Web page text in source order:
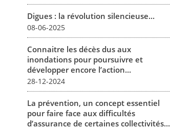
Digues : la révolution silencieuse...
08-06-2025
Connaitre les décès dus aux
inondations pour poursuivre et
développer encore l’action...
28-12-2024
La prévention, un concept essentiel
pour faire face aux difficultés
d’assurance de certaines collectivités...